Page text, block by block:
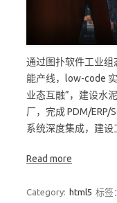
通过图扑软件工业组
能产线，low-code
业态互融”，建设水
厂，完成 PDM/ERP/
系统深度集成，建
Read more
Category: html5 标签：